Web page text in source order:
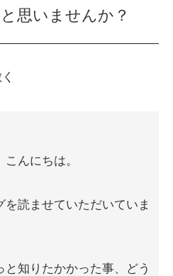
思いませんか？
んにちは。
読ませていただいていま
と知りたかかった事、どう